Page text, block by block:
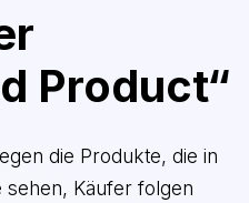
Product“
die Produkte, die in
Käufer folgen